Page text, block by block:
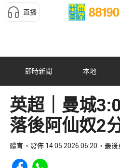
直播
即時新聞 本地
英超｜曼城
落後阿仙奴2
體育 發佈 14.05.2026 06:20 最後
Share to Facebook
Share to WhatsApp